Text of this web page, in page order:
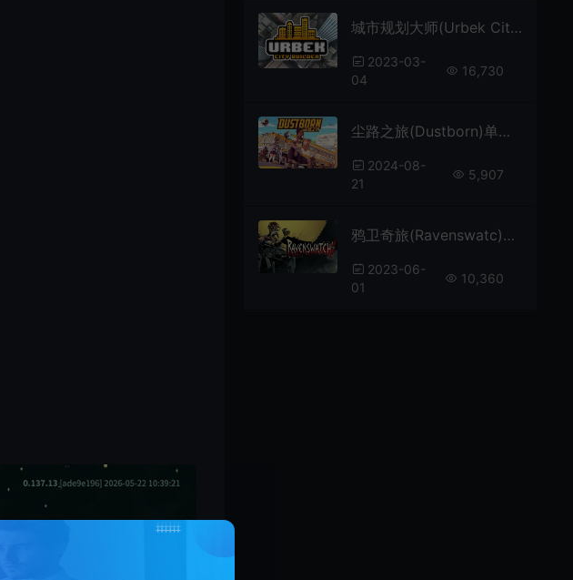
城市规划大师(Urbek City Builder)极简城市模拟建造游戏|下载
2023-03-
04
16,730
尘路之旅(Dustborn)单人剧情向冒险游戏|下载
2024-08-
21
5,907
鸦卫奇旅(Ravenswatc)俯视角肉鸽动作游戏|下载
2023-06-
01
10,360